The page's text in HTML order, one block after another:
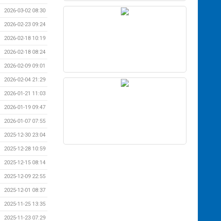
2026-03-02 08:30
2026-02-23 09:24
2026-02-18 10:19
2026-02-18 08:24
2026-02-09 09:01
2026-02-04 21:29
2026-01-21 11:03
2026-01-19 09:47
2026-01-07 07:55
2025-12-30 23:04
2025-12-28 10:59
2025-12-15 08:14
2025-12-09 22:55
2025-12-01 08:37
2025-11-25 13:35
2025-11-23 07:29